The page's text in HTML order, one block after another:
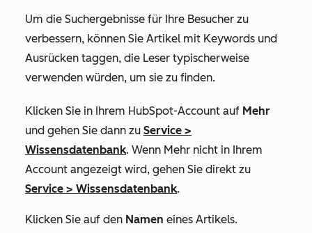
Um die Suchergebnisse für Ihre Besucher zu
verbessern, können Sie Artikel mit Keywords und
Ausrücken taggen, die Leser typischerweise
verwenden würden, um sie zu finden.
Klicken Sie in Ihrem HubSpot-Account auf Mehr
und gehen Sie dann zu Service >
Wissensdatenbank. Wenn Mehr nicht in Ihrem
Account angezeigt wird, gehen Sie direkt zu
Service > Wissensdatenbank.
Klicken Sie auf den Namen eines Artikels.